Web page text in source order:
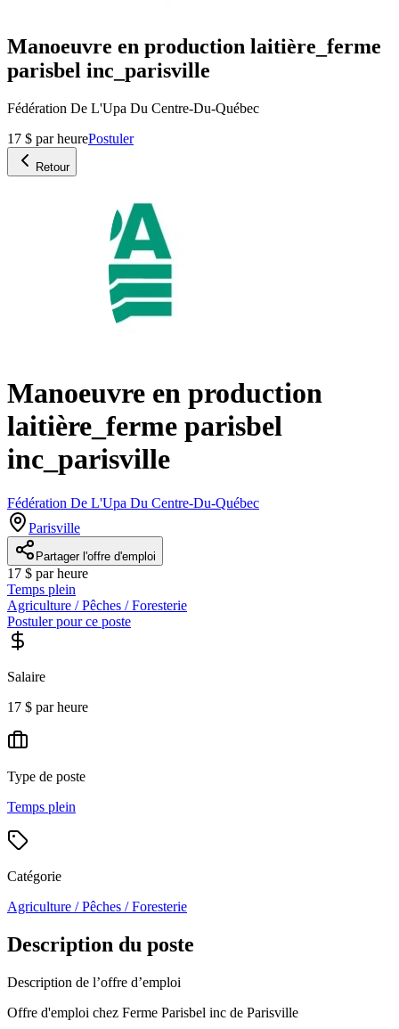
Manoeuvre en production laitière_ferme
parisbel inc_parisville
Fédération De L'Upa Du Centre-Du-Québec
17 $ par heurePostuler
Retour
Manoeuvre en production
laitière_ferme parisbel
inc_parisville
Fédération De L'Upa Du Centre-Du-Québec
Parisville
Partager l'offre d'emploi
17 $ par heure
Temps plein
Agriculture / Pêches / Foresterie
Postuler pour ce poste
Salaire
17 $ par heure
Type de poste
Temps plein
Catégorie
Agriculture / Pêches / Foresterie
Description du poste
Description de l’offre d’emploi
Offre d'emploi chez Ferme Parisbel inc de Parisville